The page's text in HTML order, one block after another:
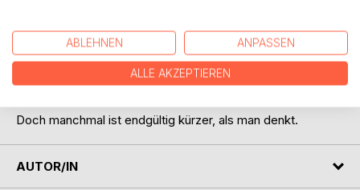
manchmal das Richtige und das Schwerste zugleich sein
kann, loszulassen und seinen eigenen Weg zu gehen - wo
immer er einen auch hinführen mag. Sechs Jahre, seitdem
ich Kiran endgültig verlor.
Doch manchmal ist endgültig kürzer, als man denkt.
AUTOR/IN
ABLEHNEN ANPASSEN
ALLE AKZEPTIEREN